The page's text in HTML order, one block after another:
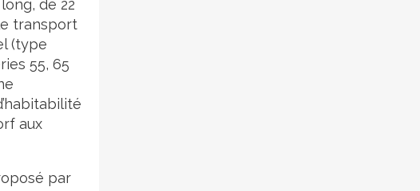
de 22
transport
(type
55, 65
aux
par